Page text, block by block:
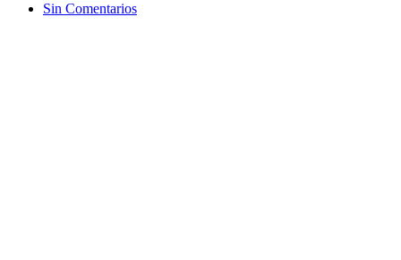
Sin Comentarios